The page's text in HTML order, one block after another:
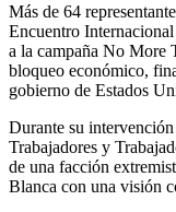
Más de 64
Encuentro
a la campaña No More
bloqueo económico,
gobierno de Estados
Durante su
Trabajadores y
de una facción
Blanca con una visión